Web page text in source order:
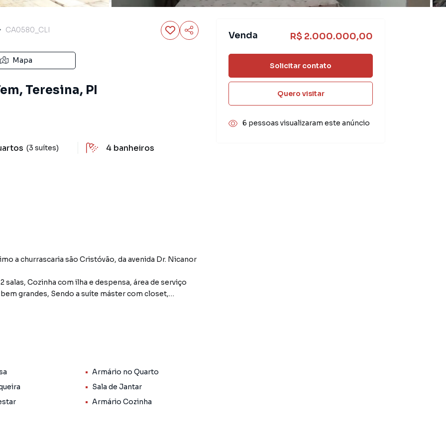
CA0580_CLI
Mapa
Teresina, PI
(3 suítes) 4 banheiros
a churrascaria são Cristóvão, da avenida Dr. Nicanor
Cozinha com ilha e despensa, área de serviço
grandes, Sendo a suíte máster com closet,
forno de pizza, banheiro de apoio, quintal bem
em Teresina? Entre em contato com nossa equipe
apartamentos, casas residenciais e comerciais,
ou locação, além de empreendimentos em
Armário no Quarto
Sala de Jantar
Armário Cozinha
Venda R$ 2.000.000,00
Solicitar contato
Quero visitar
6 pessoas visualizaram este anúncio